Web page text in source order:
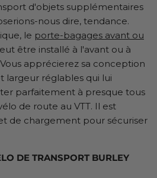
d'objets supplémentaires
nous dire, tendance.
le porte-bagages avant ou
être installé à l'avant ou à
apprécierez sa conception
largeur réglables qui lui
parfaitement à presque tous
de route au VTT. Il est
de chargement pour sécuriser
DE TRANSPORT BURLEY